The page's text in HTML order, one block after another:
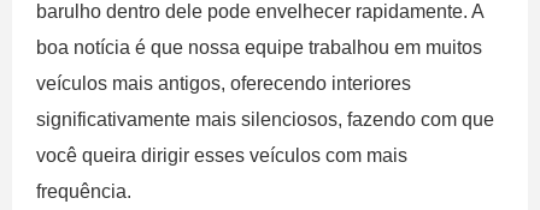
barulho dentro dele pode envelhecer rapidamente. A
boa notícia é que nossa equipe trabalhou em muitos
veículos mais antigos, oferecendo interiores
significativamente mais silenciosos, fazendo com que
você queira dirigir esses veículos com mais
frequência.